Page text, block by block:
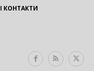
КОНТАКТИ